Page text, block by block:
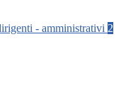
- amministrativi 2